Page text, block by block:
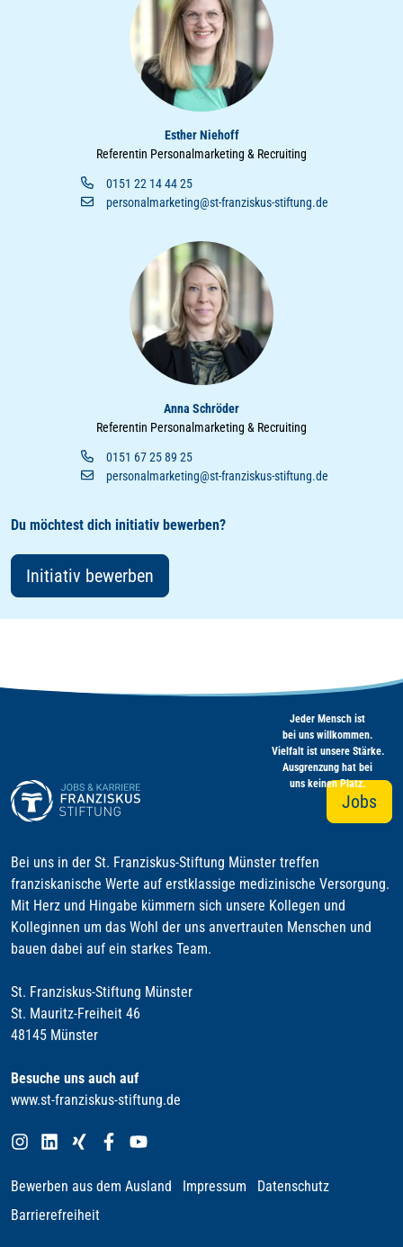
Esther Niehoff
Referentin Personalmarketing & Recruiting
0151 22 14 44 25
personalmarketing@st-franziskus-stiftung.de
Anna Schröder
Referentin Personalmarketing & Recruiting
0151 67 25 89 25
personalmarketing@st-franziskus-stiftung.de
Du möchtest dich initiativ bewerben?
Initiativ bewerben
Jeder Mensch ist
bei uns willkommen.
Vielfalt ist unsere Stärke.
Ausgrenzung hat bei
uns keinen Platz.
Jobs
Bei uns in der St. Franziskus-Stiftung Münster treffen
franziskanische Werte auf erstklassige medizinische Versorgung.
Mit Herz und Hingabe kümmern sich unsere Kollegen und
Kolleginnen um das Wohl der uns anvertrauten Menschen und
bauen dabei auf ein starkes Team.
St. Franziskus-Stiftung Münster
St. Mauritz-Freiheit 46
48145 Münster
Besuche uns auch auf
www.st-franziskus-stiftung.de
Bewerben aus dem Ausland Impressum
Datenschutz
Barrierefreiheit